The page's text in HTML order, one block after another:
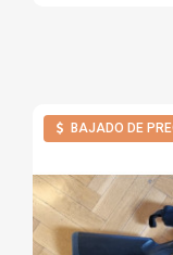
BAJADO DE